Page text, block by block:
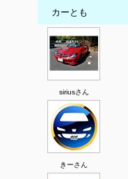
カーとも
siriusさん
きーさん